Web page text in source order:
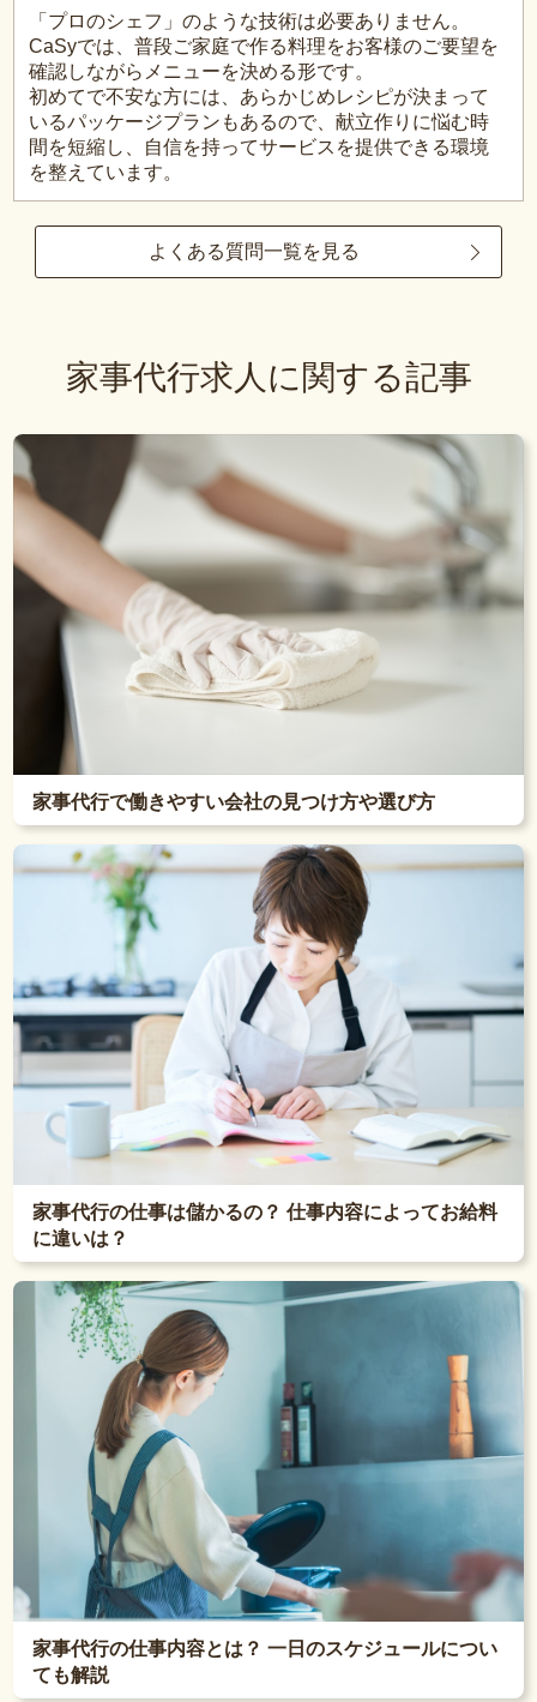
「プロのシェフ」のような技術は必要ありません。
CaSyでは、普段ご家庭で作る料理をお客様のご要望を
確認しながらメニューを決める形です。
初めてで不安な方には、あらかじめレシピが決まって
いるパッケージプランもあるので、献立作りに悩む時
間を短縮し、自信を持ってサービスを提供できる環境
を整えています。
よくある質問一覧を見る
家事代行求人に関する記事
家事代行で働きやすい会社の見つけ方や選び方
家事代行の仕事は儲かるの？ 仕事内容によってお給料
に違いは？
家事代行の仕事内容とは？ 一日のスケジュールについ
ても解説